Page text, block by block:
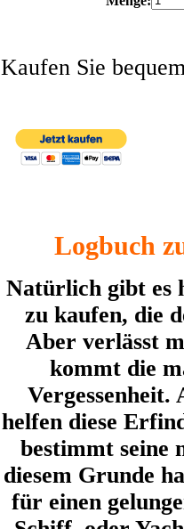
Kaufen Sie
Logbuch
Natürlich gibt es
zu kaufen, die
Aber verlässt
kommt die
Vergessenheit.
helfen diese
bestimmt seine
diesem Grunde
für einen